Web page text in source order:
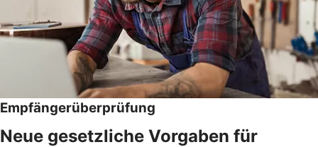
Empfängerüberprüfung
Neue gesetzliche Vorgaben für